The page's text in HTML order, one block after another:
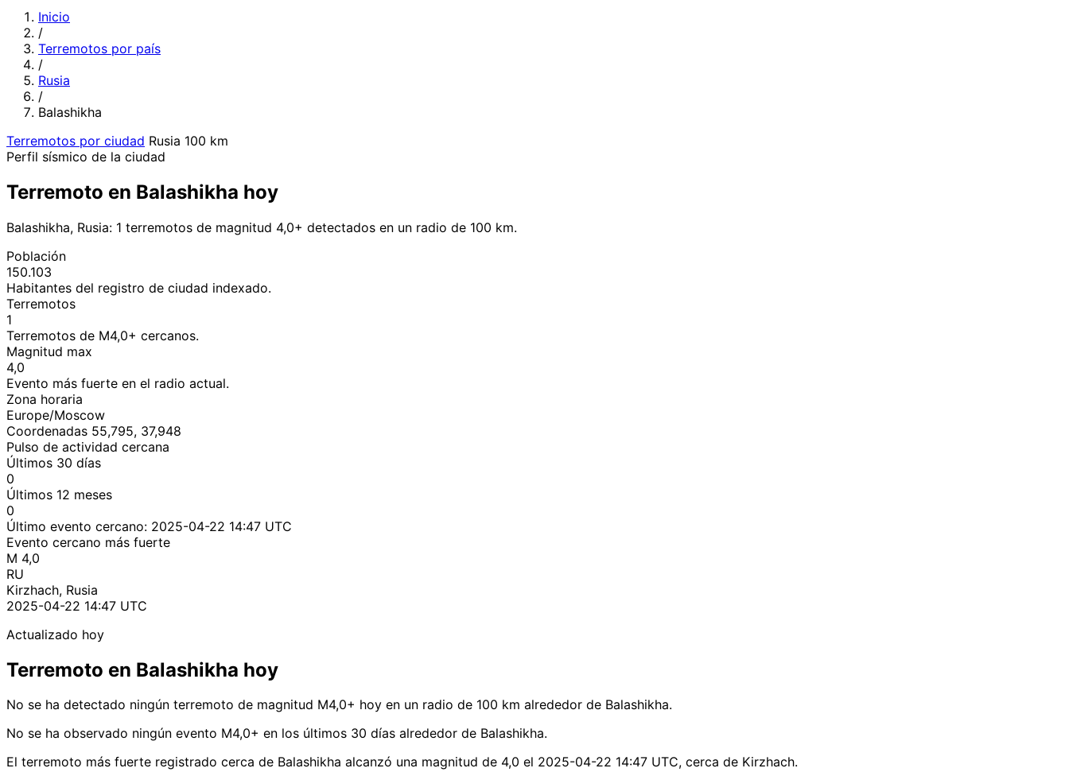
Inicio
/
Terremotos por país
/
Rusia
/
Balashikha
Terremotos por ciudad Rusia 100 km
Perfil sísmico de la ciudad
Terremoto en Balashikha hoy
Balashikha, Rusia: 1 terremotos de magnitud 4,0+ detectados en un radio de 100 km.
Población
150.103
Habitantes del registro de ciudad indexado.
Terremotos
1
Terremotos de M4,0+ cercanos.
Magnitud max
4,0
Evento más fuerte en el radio actual.
Zona horaria
Europe/Moscow
Coordenadas 55,795, 37,948
Pulso de actividad cercana
Últimos 30 días
0
Últimos 12 meses
0
Último evento cercano: 2025-04-22 14:47 UTC
Evento cercano más fuerte
M 4,0
RU
Kirzhach, Rusia
2025-04-22 14:47 UTC
Actualizado hoy
Terremoto en Balashikha hoy
No se ha detectado ningún terremoto de magnitud M4,0+ hoy en un radio de 100 km alrededor de Balashikha.
No se ha observado ningún evento M4,0+ en los últimos 30 días alrededor de Balashikha.
El terremoto más fuerte registrado cerca de Balashikha alcanzó una magnitud de 4,0 el 2025-04-22 14:47 UTC, cerca de Kirzhach.